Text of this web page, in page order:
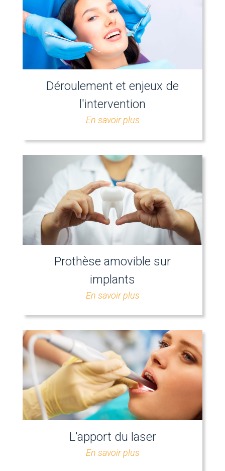
Déroulement et enjeux de
l'intervention
En savoir plus
Prothèse amovible sur
implants
En savoir plus
L'apport du laser
En savoir plus